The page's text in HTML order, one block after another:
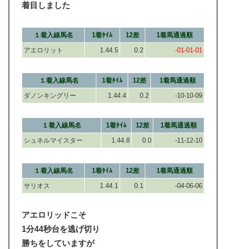
着目しました
１着入線馬名 1着ﾀｲﾑ 12差
1着馬通過順
アエロリット
1.44.5 0.2 -01-01-01
１着入線馬名 1着ﾀｲﾑ 12差
1着馬通過順
ダノンキングリー
1.44.4 0.2 -10-10-09
１着入線馬名 1着ﾀｲﾑ 12差
1着馬通過順
シュネルマイスター
1.44.8 0.0 -11-12-10
１着入線馬名 1着ﾀｲﾑ 12差
1着馬通過順
サリオス
1.44.1 0.1 -04-06-06
アエロリッドこそ
1分44秒台を逃げ切り
勝ちをしていますが